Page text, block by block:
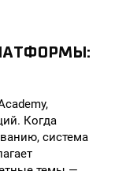
Когда
система